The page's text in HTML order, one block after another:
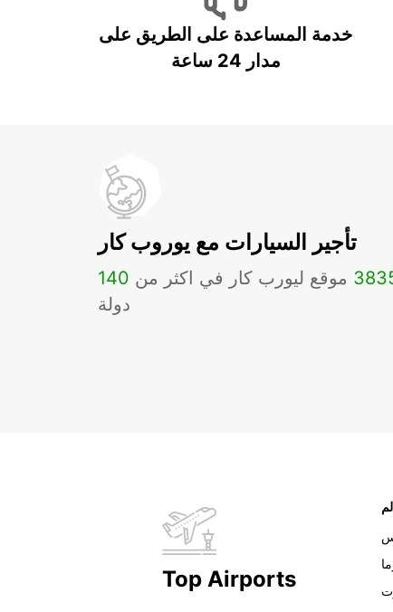
خدمة المساعدة على الطريق على
مدار 24 ساعة
تأجير السيارات مع يوروب كار
موقع ليورب كار في اكثر من 140
دولة
Top Airports